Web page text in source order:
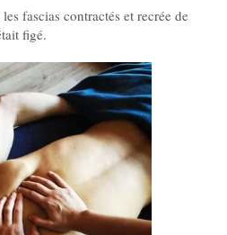
fascias contractés et recrée de
figé.